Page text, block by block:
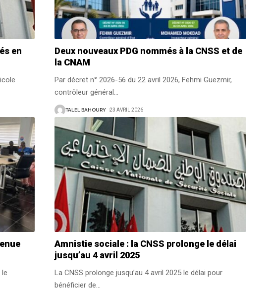
en
Deux nouveaux PDG nommés à la CNSS et de
la CNAM
Par décret n° 2026-56 du 22 avril 2026, Fehmi Guezmir,
contrôleur général…
TALEL BAHOURY 23 AVRIL 2026
Amnistie sociale : la CNSS prolonge le délai
jusqu’au 4 avril 2025
La CNSS prolonge jusqu’au 4 avril 2025 le délai pour
bénéficier de…